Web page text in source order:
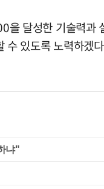
달성한 기술력
수 있도록 노력하겠
냐"